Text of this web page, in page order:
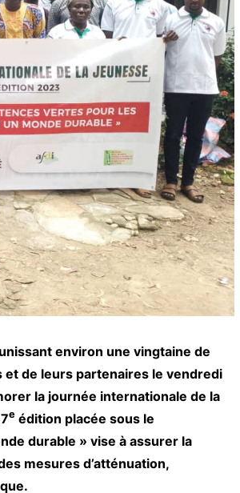
ARCOD
CONSTRUIRE ENSEMBLE
MAPTO
PASDI-AFRIQUE
ADIEJ
Nous soutenir
environ une vingtaine de
de leurs partenaires le vendredi
la journée internationale de la
e édition placée sous le
durable » vise à assurer la
mesures d’atténuation,